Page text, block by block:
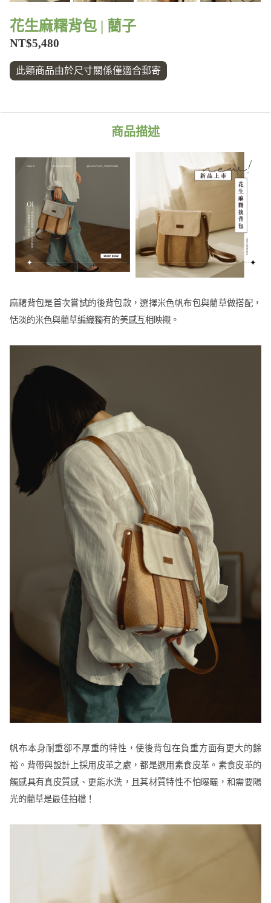
花生麻糬背包 | 藺子
NT$5,480
此類商品由於尺寸關係僅適合郵寄
商品描述
麻糬背包是首次嘗試的後背包款，選擇米色帆布包與藺草做搭配，
恬淡的米色與藺草編織獨有的美感互相映襯。
帆布本身耐重卻不厚重的特性，使後背包在負重方面有更大的餘
裕。背帶與設計上採用皮革之處，都是選用素食皮革。素食皮革的
觸感具有真皮質感、更能水洗，且其材質特性不怕曝曬，和需要陽
光的藺草是最佳拍檔！